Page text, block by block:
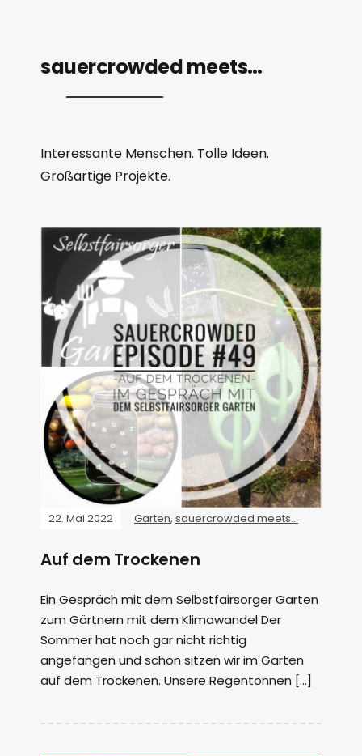
sauercrowded meets…
Interessante Menschen. Tolle Ideen.
Großartige Projekte.
22. Mai 2022 Garten, sauercrowded meets...
Auf dem Trockenen
Ein Gespräch mit dem Selbstfairsorger Garten
zum Gärtnern mit dem Klimawandel Der
Sommer hat noch gar nicht richtig
angefangen und schon sitzen wir im Garten
auf dem Trockenen. Unsere Regentonnen […]